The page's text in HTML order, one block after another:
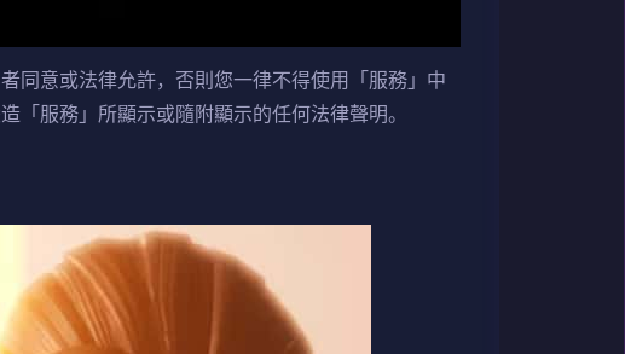
同意或法律允許，否則您一律不得使用「服務」中
「服務」所顯示或隨附顯示的任何法律聲明。